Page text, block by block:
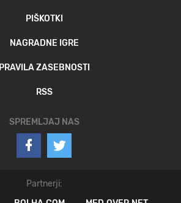
PIŠKOTKI
NAGRADNE IGRE
PRAVILA ZASEBNOSTI
RSS
SPREMLJAJ NAS
Partnerji: